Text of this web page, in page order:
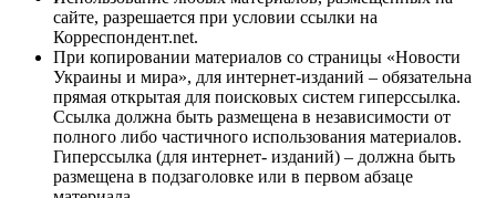
сайте, разрешается при условии ссылки на
Корреспондент.net.
При копировании материалов со страницы «Новости
Украины и мира», для интернет-изданий – обязательна
прямая открытая для поисковых систем гиперссылка.
Ссылка должна быть размещена в независимости от
полного либо частичного использования материалов.
Гиперссылка (для интернет- изданий) – должна быть
размещена в подзаголовке или в первом абзаце